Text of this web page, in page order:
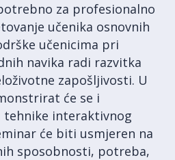
za profesionalno
učenika osnovnih
učenicima pri
navika radi razvitka
zapošljivosti. U
će se i
interaktivnog
će biti usmjeren na
sposobnosti, potreba,